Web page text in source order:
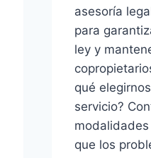
asesoría
para
ley y
qué
servicio?
que los